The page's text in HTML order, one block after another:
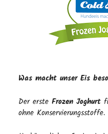
Was macht unser Eis
Der erste Frozen Joghurt
ohne